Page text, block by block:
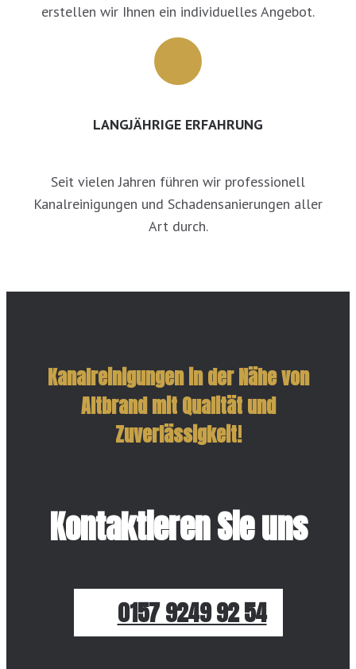
erstellen wir Ihnen ein individuelles Angebot.
LANGJÄHRIGE ERFAHRUNG
Seit vielen Jahren führen wir professionell
Kanalreinigungen und Schadensanierungen aller
Art durch.
Kanalreinigungen in der Nähe von
Altbrand mit Qualität und
Zuverlässigkeit!
Kontaktieren Sie uns
0157 9249 92 54